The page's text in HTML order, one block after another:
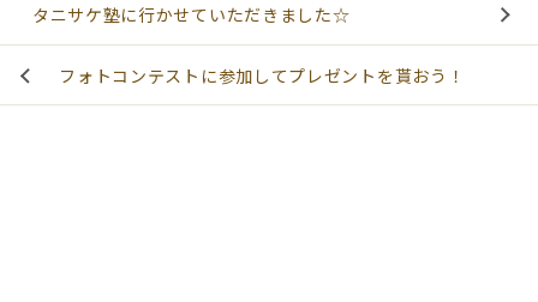
タニサケ塾に行かせていただきました☆
フォトコンテストに参加してプレゼントを貰おう！